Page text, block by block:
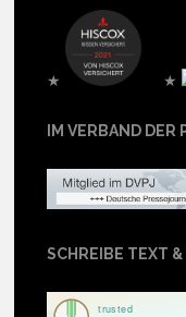
★ ★
IM VERBAND
SCHREIBE TEXT